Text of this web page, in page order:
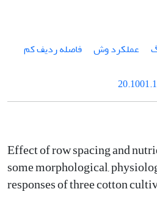
عملکرد وش
فاصله ردیف کم
Effect of row spacing and
some morphological,
responses of three cotton